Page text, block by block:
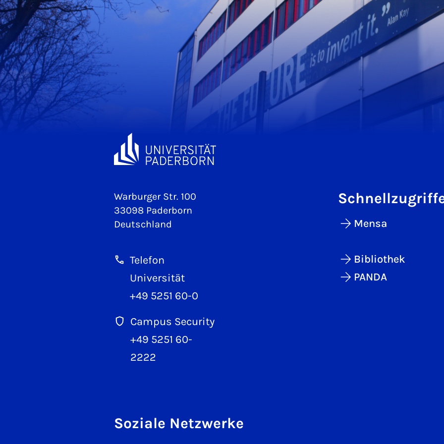
Warburger Str. 100
33098 Paderborn
Deutschland
Telefon
Universität
+49 5251 60-0
Campus Security
+49 5251 60-
2222
Mensa
Bibliothek
PANDA
Soziale Netzwerke